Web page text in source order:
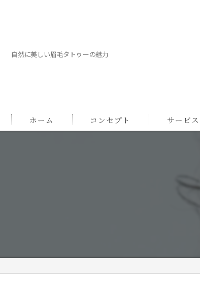
自然に美しい眉毛タトゥーの魅力
ホーム コンセプト サービス